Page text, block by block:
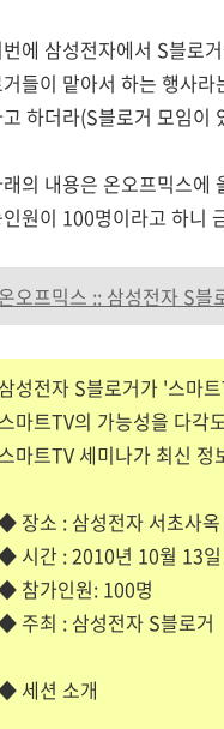
에 삼성전자에서 S블로
들이 맡아서 하는 행사
하더라(S블로거 모임이
의 내용은 온오프믹스에
원이 100명이라고 하니
온오프믹스 :: 삼성전자 S블
삼성전자 S블로거가 '스마
스마트TV의 가능성을 다각
스마트TV 세미나가 최신
장소 : 삼성전자 서초사옥
시간 : 2010년 10월 13
참가인원: 100명
주최 : 삼성전자 S블로거
세션 소개